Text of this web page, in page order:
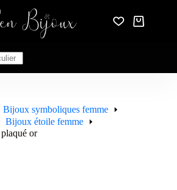
Panier
Bijoux symboliques femme
Bijoux étoile femme
or